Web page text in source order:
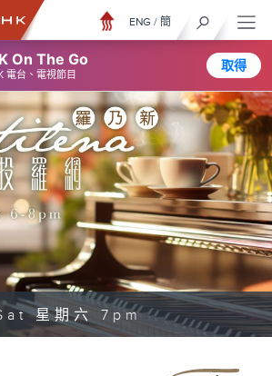
On The Go
電台、電視節目
取得
ENG / 簡
星期六 7pm